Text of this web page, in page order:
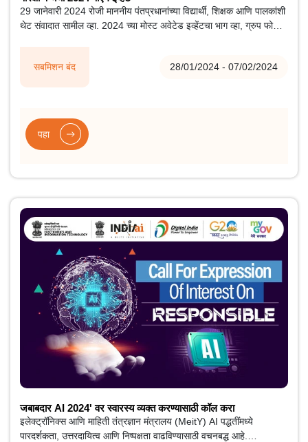
सबमिशन बंद 28/01/2024 - 07/02/2024
29 जानेवारी 2024 रोजी माननीय पंतप्रधानांच्या विद्यार्थी, शिक्षक आणि पालकांशी
थेट संवादात सामील व्हा. 2024 च्या मोस्ट अवेटेड इव्हेंटचा भाग व्हा, ग्रुप फोटो
पहा
जबाबदार AI 2024' वर स्वारस्य व्यक्त करण्यासाठी कॉल करा
इलेक्ट्रॉनिक्स आणि माहिती तंत्रज्ञान मंत्रालय (MeitY) AI पद्धतींमध्ये
पारदर्शकता, उत्तरदायित्व आणि निष्पक्षता वाढविण्यासाठी वचनबद्ध आहे.